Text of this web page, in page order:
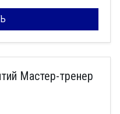
Мастер-тренер